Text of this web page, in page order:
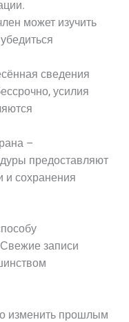
может изучить
сведения
усилия
–
предоставляют
и сохранения
записи
изменить прошлым